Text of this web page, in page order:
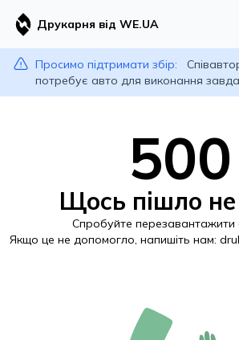
Друкарня від WE.UA
Просимо підтримати збір:
потребує авто для виконання
500
Щось пішло не
Спробуйте перезавантажити
Якщо це не допомогло, напишіть нам: